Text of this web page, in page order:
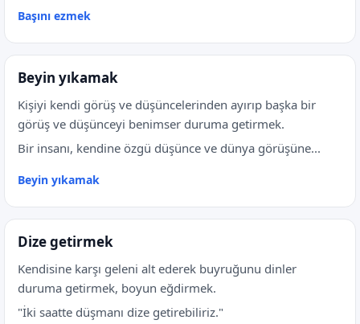
Başını ezmek
Beyin yıkamak
Kişiyi kendi görüş ve düşüncelerinden ayırıp başka bir
görüş ve düşünceyi benimser duruma getirmek.
Bir insanı, kendine özgü düşünce ve dünya görüşüne...
Beyin yıkamak
Dize getirmek
Kendisine karşı geleni alt ederek buyruğunu dinler
duruma getirmek, boyun eğdirmek.
"İki saatte düşmanı dize getirebiliriz."